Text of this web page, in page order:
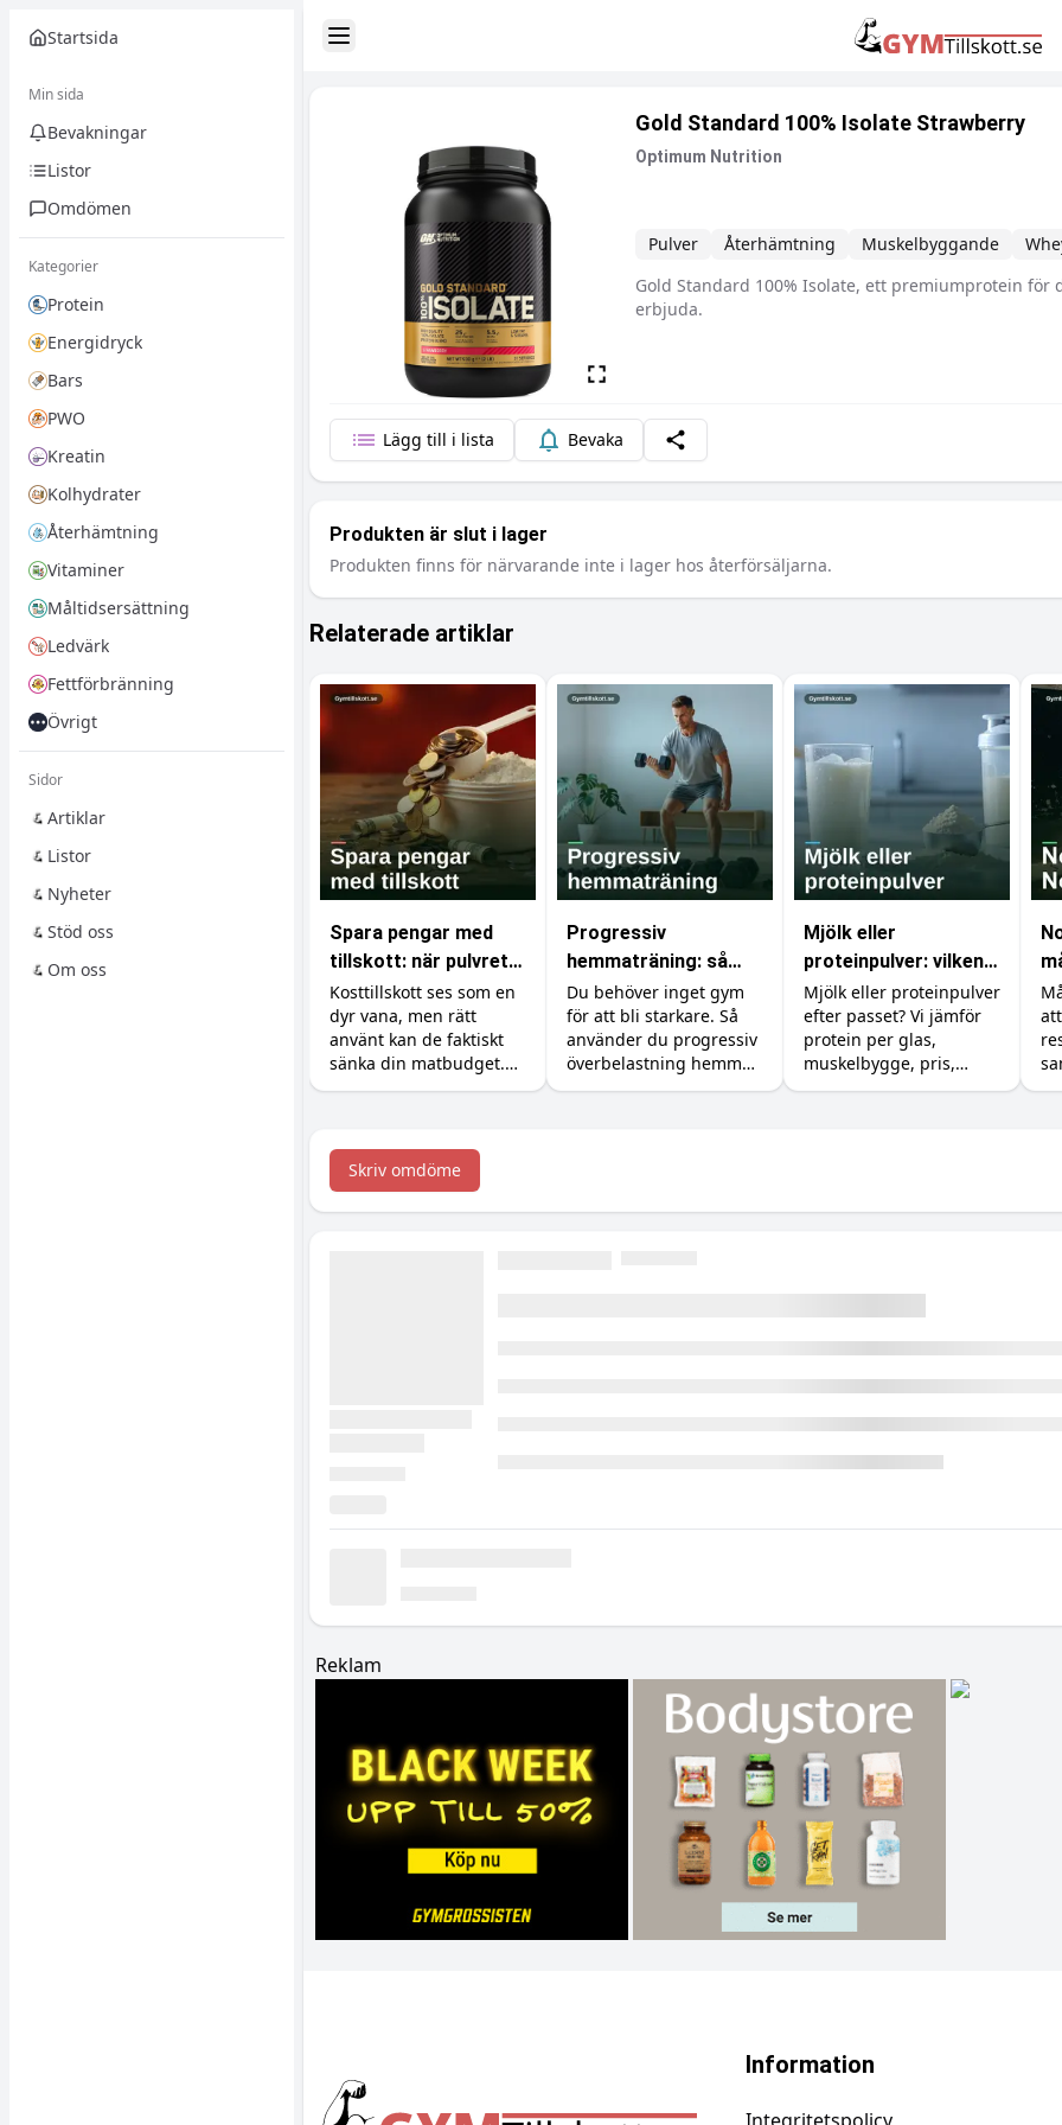
Startsida
Min sida
Bevakningar
Listor
Omdömen
Kategorier
Protein
Energidryck
Bars
PWO
Kreatin
Kolhydrater
Återhämtning
Vitaminer
Måltidsersättning
Ledvärk
Fettförbränning
Övrigt
Sidor
Artiklar
Listor
Nyheter
Stöd oss
Om oss
Toggle Sidebar
Gold Standard 100% Isolate Strawberry
Optimum Nutrition
Pulver Återhämtning Muskelbyggande
Beskrivning
Gold Standard 100% Isolate, ett premiumprotein
erbjuda.
Lägg till i lista Bevaka Dela
Produkten är slut i lager
Produkten finns för närvarande inte i lager hos återförsäljarna.
Relaterade artiklar
Spara pengar med
tillskott: när pulvret
är billigare än maten
Kosttillskott ses som en
dyr vana, men rätt
använt kan de faktiskt
sänka din matbudget.
Så ersätter du dyra
med billigare protein,
kreatin och vitaminer.
Progressiv
hemmaträning: så
bygger du muskler
utan gym
Du behöver inget gym
för att bli starkare. Så
använder du progressiv
överbelastning hemma
med hantlar,
Mjölk eller
proteinpulver: vilken
proteinkälla ska du
välja?
Mjölk eller proteinpulver
efter passet? Vi jämför
protein per glas,
muskelbygge, pris,
kalorier och magen, så
Skriv omdöme
Reklam
Information